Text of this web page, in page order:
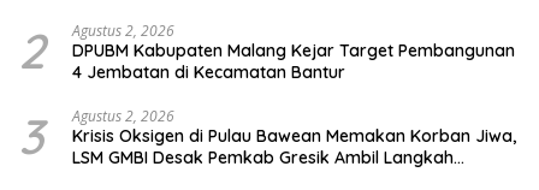
2 Agustus 2, 2026
DPUBM Kabupaten Malang Kejar Target Pembangunan
4 Jembatan di Kecamatan Bantur
3 Agustus 2, 2026
Krisis Oksigen di Pulau Bawean Memakan Korban Jiwa,
LSM GMBI Desak Pemkab Gresik Ambil Langkah